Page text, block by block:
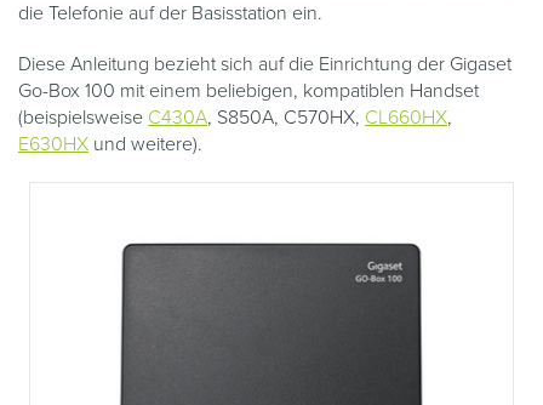
die Telefonie auf der Basisstation ein.
Diese Anleitung bezieht sich auf die Einrichtung der Gigaset
Go-Box 100 mit einem beliebigen, kompatiblen Handset
(beispielsweise C430A, S850A, C570HX, CL660HX,
E630HX und weitere).